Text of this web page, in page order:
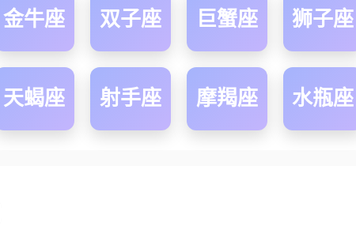
金牛座 双子座 巨蟹座 狮子座
天蝎座 射手座 摩羯座 水瓶座